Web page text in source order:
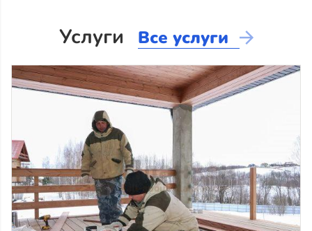
Услуги Все услуги